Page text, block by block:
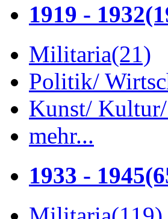
1919 - 1932
Militaria(21)
Politik/
Kunst/
mehr...
1933 - 1945